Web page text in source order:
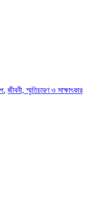
, জীবনী, স্মৃতিচারণ ও সাক্ষাৎকার